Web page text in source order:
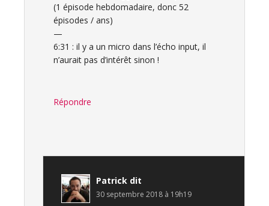
(1 épisode hebdomadaire, donc 52
épisodes / ans)
—
6:31 : il y a un micro dans l’écho input, il
n’aurait pas d’intérêt sinon !
Répondre
Patrick dit
30 septembre 2018 à 19h19